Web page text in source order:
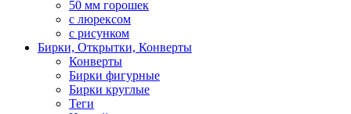
50 мм горошек
с люрексом
с рисунком
Бирки, Oткрытки, Конверты
Конверты
Бирки фигурные
Бирки круглые
Теги